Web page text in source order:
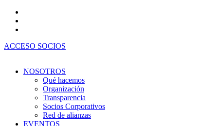
contenido
ACCESO SOCIOS
NOSOTROS
Qué hacemos
Organización
Transparencia
Socios Corporativos
Red de alianzas
EVENTOS